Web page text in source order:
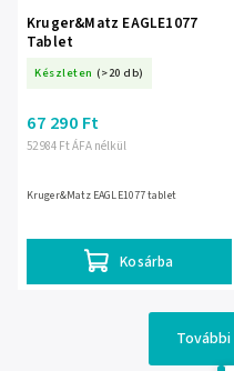
Kruger&Matz EAGLE1077
Tablet
Készleten (>20 db)
52 984 Ft ÁFA nélkül
67 290 Ft
Kosárba
Kruger&Matz EAGLE1077 tablet